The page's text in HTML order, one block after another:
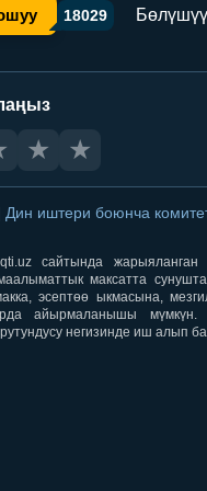
18029 Бөлүшүү
★ ★
Дин иштери боюнча
сайтында
максатта
эсептөө ыкмасына,
айырмаланышы
негизинде иш алып